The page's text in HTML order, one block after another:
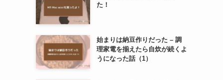
た！
始まりは納豆作りだった – 調
理家電を揃えたら自炊が続くよ
うになった話（1）